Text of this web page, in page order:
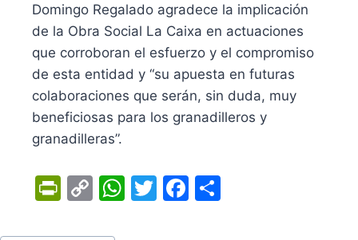
Domingo Regalado agradece la implicación
de la Obra Social La Caixa en actuaciones
que corroboran el esfuerzo y el compromiso
de esta entidad y “su apuesta en futuras
colaboraciones que serán, sin duda, muy
beneficiosas para los granadilleros y
granadilleras”.
Pr C
W T
F